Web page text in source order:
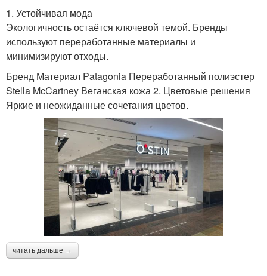
1. Устойчивая мода
Экологичность остаётся ключевой темой. Бренды
используют переработанные материалы и
минимизируют отходы.
Бренд Материал Patagonia Переработанный полиэстер
Stella McCartney Веганская кожа 2. Цветовые решения
Яркие и неожиданные сочетания цветов.
читать дальше →